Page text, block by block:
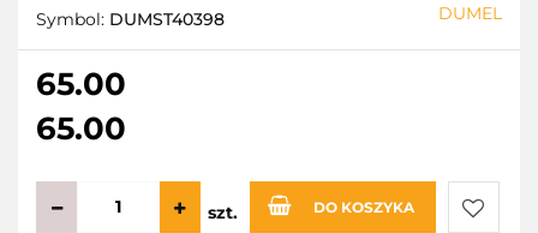
Symbol: DUMST40398 DUMEL
65.00
65.00
szt. DO KOSZYKA